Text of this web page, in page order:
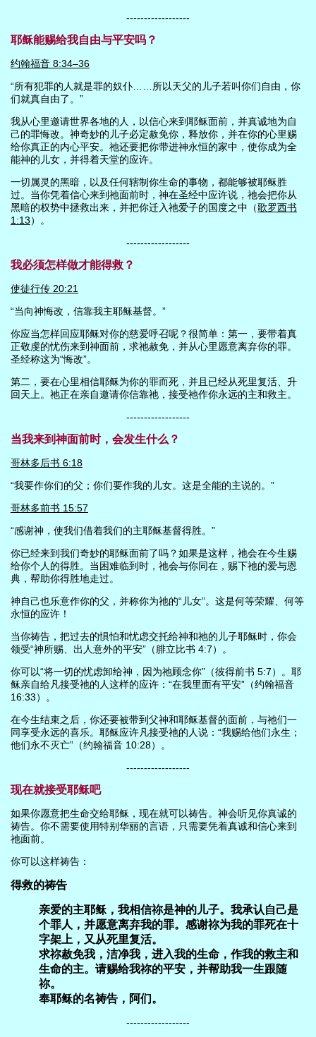
------------------
耶稣能赐给我自由与平安吗？
约翰福音 8:34–36
“所有犯罪的人就是罪的奴仆……所以天父的儿子若叫你们自由，你
们就真自由了。”
我从心里邀请世界各地的人，以信心来到耶稣面前，并真诚地为自
己的罪悔改。神奇妙的儿子必定赦免你，释放你，并在你的心里赐
给你真正的内心平安。祂还要把你带进神永恒的家中，使你成为全
能神的儿女，并得着天堂的应许。
一切属灵的黑暗，以及任何辖制你生命的事物，都能够被耶稣胜
过。当你凭着信心来到祂面前时，神在圣经中应许说，祂会把你从
黑暗的权势中拯救出来，并把你迁入祂爱子的国度之中（歌罗西书
1:13）。
------------------
我必须怎样做才能得救？
使徒行传 20:21
“当向神悔改，信靠我主耶稣基督。”
你应当怎样回应耶稣对你的慈爱呼召呢？很简单：第一，要带着真
正敬虔的忧伤来到神面前，求祂赦免，并从心里愿意离弃你的罪。
圣经称这为“悔改”。
第二，要在心里相信耶稣为你的罪而死，并且已经从死里复活、升
回天上。祂正在亲自邀请你信靠祂，接受祂作你永远的主和救主。
------------------
当我来到神面前时，会发生什么？
哥林多后书 6:18
“我要作你们的父；你们要作我的儿女。这是全能的主说的。”
哥林多前书 15:57
“感谢神，使我们借着我们的主耶稣基督得胜。”
你已经来到我们奇妙的耶稣面前了吗？如果是这样，祂会在今生赐
给你个人的得胜。当困难临到时，祂会与你同在，赐下祂的爱与恩
典，帮助你得胜地走过。
神自己也乐意作你的父，并称你为祂的“儿女”。这是何等荣耀、何等
永恒的应许！
当你祷告，把过去的惧怕和忧虑交托给神和祂的儿子耶稣时，你会
领受“神所赐、出人意外的平安”（腓立比书 4:7）。
你可以“将一切的忧虑卸给神，因为祂顾念你”（彼得前书 5:7）。耶
稣亲自给凡接受祂的人这样的应许：“在我里面有平安”（约翰福音
16:33）。
在今生结束之后，你还要被带到父神和耶稣基督的面前，与祂们一
同享受永远的喜乐。耶稣应许凡接受祂的人说：“我赐给他们永生；
他们永不灭亡”（约翰福音 10:28）。
------------------
现在就接受耶稣吧
如果你愿意把生命交给耶稣，现在就可以祷告。神会听见你真诚的
祷告。你不需要使用特别华丽的言语，只需要凭着真诚和信心来到
祂面前。
你可以这样祷告：
得救的祷告
亲爱的主耶稣，我相信祢是神的儿子。我承认自己是
个罪人，并愿意离弃我的罪。感谢祢为我的罪死在十
字架上，又从死里复活。
求祢赦免我，洁净我，进入我的生命，作我的救主和
生命的主。请赐给我祢的平安，并帮助我一生跟随
祢。
奉耶稣的名祷告，阿们。
------------------